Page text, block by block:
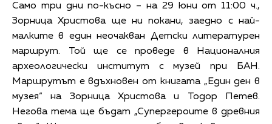
Само три дни по-късно – на 29 юни от 11:00 ч.,
Зорница Христова ще ни покани, заедно с най-
малките в един неочакван Детски литературен
маршрут. Той ще се проведе в Националния
археологически институт с музей при БАН.
Маршрутът е вдъхновен от книгата „Един ден в
музея“ на Зорница Христова и Тодор Петев.
Негова тема ще бъдат „Супергероите в древния